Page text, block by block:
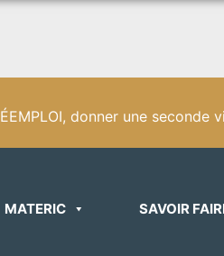
donner une
MATERIC SAVOIR